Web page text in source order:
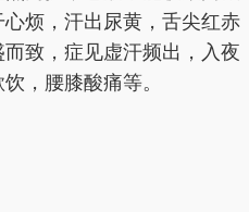
烦，汗出尿黄，舌尖红赤
致，症见虚汗频出，入夜
，腰膝酸痛等。